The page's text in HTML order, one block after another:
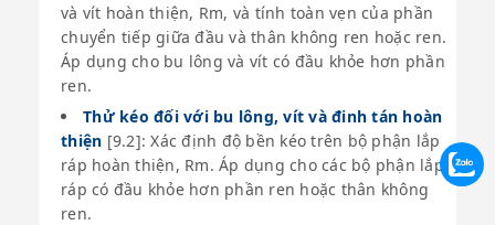
và vít hoàn thiện, Rm, và tính toàn vẹn của phần
chuyển tiếp giữa đầu và thân không ren hoặc ren.
Áp dụng cho bu lông và vít có đầu khỏe hơn phần
ren.
Thử kéo đối với bu lông, vít và đinh tán hoàn
thiện [9.2]: Xác định độ bền kéo trên bộ phận lắp
ráp hoàn thiện, Rm. Áp dụng cho các bộ phận lắp
ráp có đầu khỏe hơn phần ren hoặc thân không
ren.